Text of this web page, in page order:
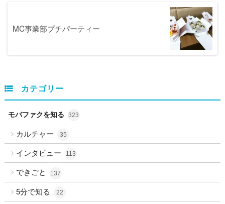
MC事業部プチパーティー
カテゴリー
モバファクを知る 323
カルチャー 35
インタビュー 113
できごと 137
5分で知る 22